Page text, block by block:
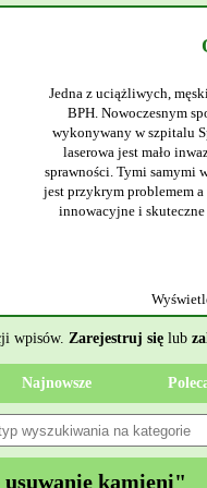
Jedna z uciążliwych,
BPH. Nowoczesnym
wykonywany w szpitalu
laserowa jest mało
sprawności. Tymi samymi
jest przykrym problemem
innowacyjne i
wpisów. Zarejestruj się lub
Najnowsze
kamieni"